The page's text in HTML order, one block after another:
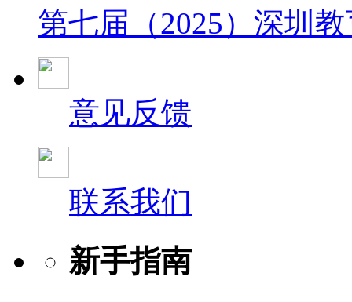
第七届（2025）深圳
意见反馈
联系我们
新手指南